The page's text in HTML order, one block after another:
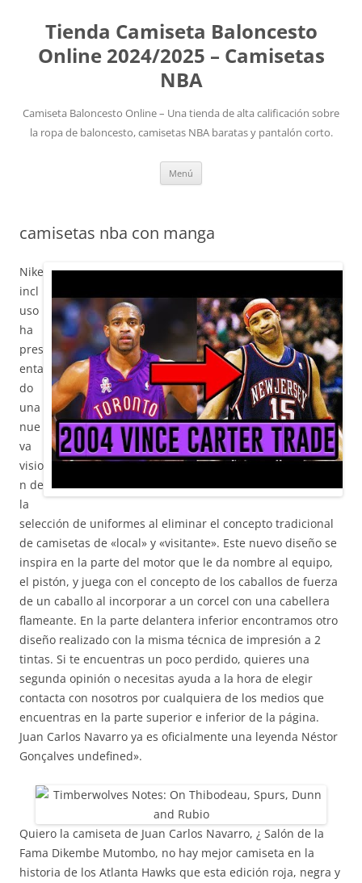
Tienda Camiseta Baloncesto
Online 2024/2025 – Camisetas
NBA
Camiseta Baloncesto Online – Una tienda de alta calificación sobre
la ropa de baloncesto, camisetas NBA baratas y pantalón corto.
Menú
camisetas nba con manga
Nike
incl
uso
ha
pres
enta
do
una
nue
va
visio
n de
la
selección de uniformes al eliminar el concepto tradicional
de camisetas de «local» y «visitante». Este nuevo diseño se
inspira en la parte del motor que le da nombre al equipo,
el pistón, y juega con el concepto de los caballos de fuerza
de un caballo al incorporar a un corcel con una cabellera
flameante. En la parte delantera inferior encontramos otro
diseño realizado con la misma técnica de impresión a 2
tintas. Si te encuentras un poco perdido, quieres una
segunda opinión o necesitas ayuda a la hora de elegir
contacta con nosotros por cualquiera de los medios que
encuentras en la parte superior e inferior de la página.
Juan Carlos Navarro ya es oficialmente una leyenda Néstor
Gonçalves undefined».
Quiero la camiseta de Juan Carlos Navarro, ¿ Salón de la
Fama Dikembe Mutombo, no hay mejor camiseta en la
historia de los Atlanta Hawks que esta edición roja, negra y